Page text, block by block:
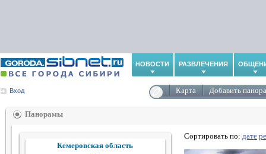
НОВОСТИ РАЗВЛЕЧЕНИЯ
Вход Карта Добавить
Панорамы
Кемеровская область
Сортировать по: дате